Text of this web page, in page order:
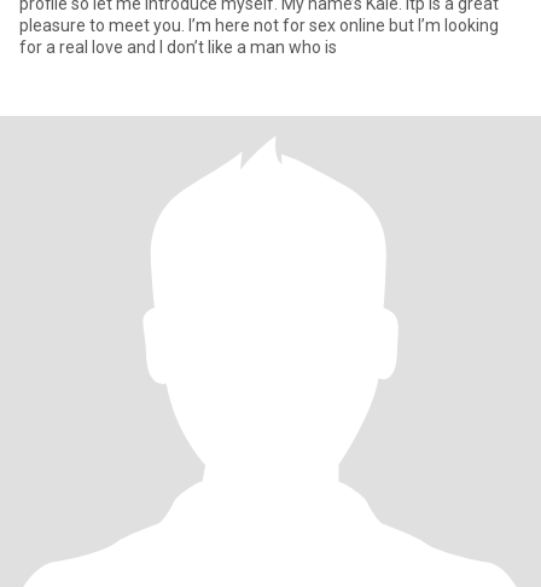
pleasure to meet you. I’m here not for sex online but I’m looking
for a real love and I don’t like a man who is